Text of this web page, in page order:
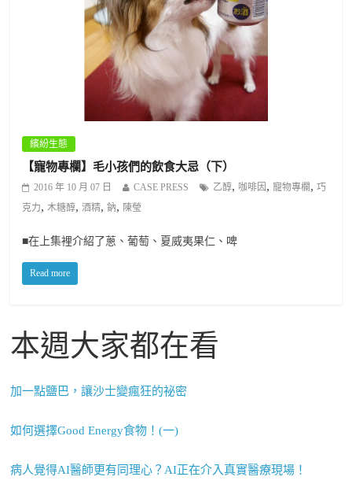
繽紛生態
【寵物專欄】毛小孩們的飲食大忌（下）
2016 年 10 月 07 日 CASE PRESS 乙醇, 咖啡因 ,寵物專欄 ,巧
克力,木糖醇,酒精,鈉, 陳瑩
■在上集裡介紹了蔥、葡萄、夏威夷果仁、啤
Read more
本週大家都在看
加一點鹽巴，讓沙士變瘋狂的祕密
如何選擇Good Energy食物！(一)
病人覺得AI醫師更有同理心？AI正在介入真實醫療現場！